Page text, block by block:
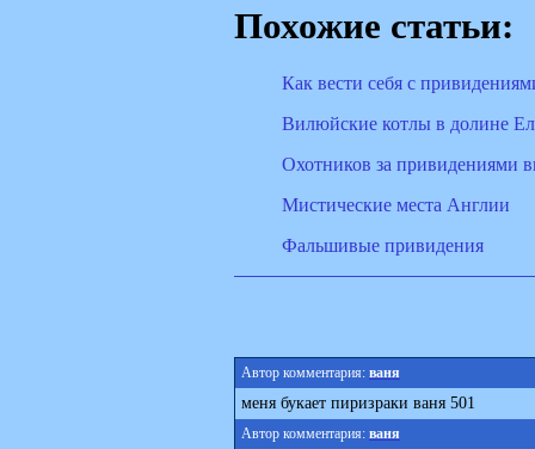
Похожие статьи:
Как вести себя с
Вилюйские котлы в долине
Охотников за привидениями
Мистические места Англии
Фальшивые привидения
Автор комментария: ваня
меня букает пиризраки ваня 501
Автор комментария: ваня